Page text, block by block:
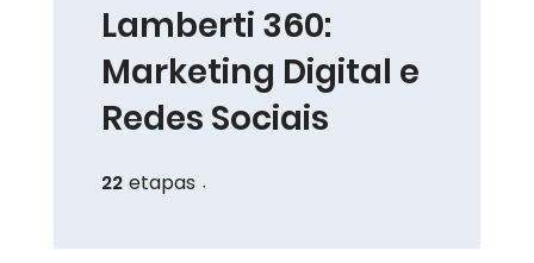
Lamberti 360:
Marketing Digital e
Redes Sociais
22 etapas